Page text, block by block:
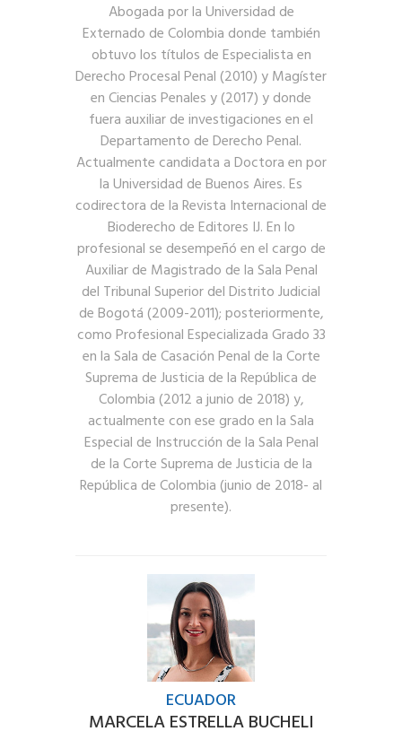
Abogada por la Universidad de
Externado de Colombia donde también
obtuvo los títulos de Especialista en
Derecho Procesal Penal (2010) y Magíster
en Ciencias Penales y (2017) y donde
fuera auxiliar de investigaciones en el
Departamento de Derecho Penal.
Actualmente candidata a Doctora en por
la Universidad de Buenos Aires. Es
codirectora de la Revista Internacional de
Bioderecho de Editores IJ. En lo
profesional se desempeñó en el cargo de
Auxiliar de Magistrado de la Sala Penal
del Tribunal Superior del Distrito Judicial
de Bogotá (2009-2011); posteriormente,
como Profesional Especializada Grado 33
en la Sala de Casación Penal de la Corte
Suprema de Justicia de la República de
Colombia (2012 a junio de 2018) y,
actualmente con ese grado en la Sala
Especial de Instrucción de la Sala Penal
de la Corte Suprema de Justicia de la
República de Colombia (junio de 2018- al
presente).
ECUADOR
MARCELA ESTRELLA BUCHELI